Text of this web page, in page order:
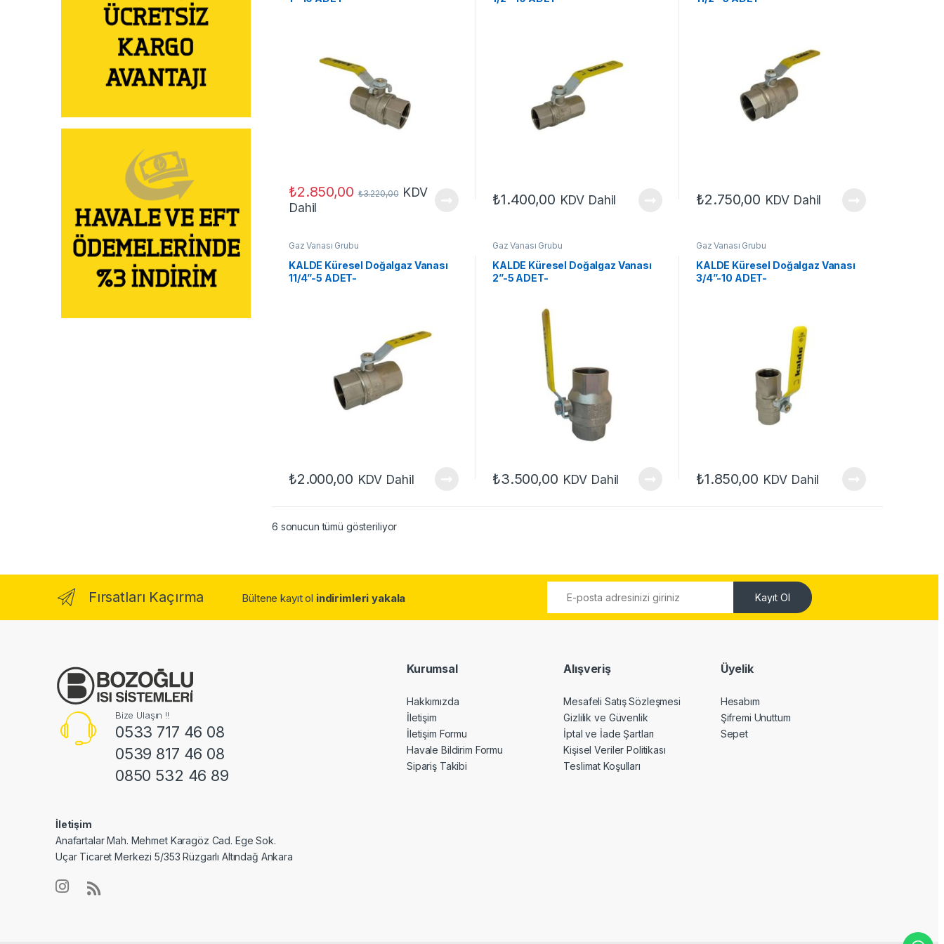
₺2.850,00 ₺3.220,00 KDV
Dahil
₺1.400,00 KDV Dahil ₺2.750,00 KDV Dahil
Gaz Vanası Grubu
KALDE Küresel Doğalgaz Vanası
11/4”-5 ADET-
₺2.000,00 KDV Dahil
Gaz Vanası Grubu
KALDE Küresel Doğalgaz Vanası
2”-5 ADET-
₺3.500,00 KDV Dahil
Gaz Vanası Grubu
KALDE Küresel Doğalgaz Vanası
3/4”-10 ADET-
₺1.850,00 KDV Dahil
6 sonucun tümü gösteriliyor
Fırsatları Kaçırma Bültene kayıt ol indirimleri yakala Kayıt Ol
Bize Ulaşın !!
0533 717 46 08
0539 817 46 08
0850 532 46 89
İletişim
Anafartalar Mah. Mehmet Karagöz Cad. Ege Sok.
Uçar Ticaret Merkezi 5/353 Rüzgarlı Altındağ Ankara
Kurumsal
Hakkımızda
İletişim
İletişim Formu
Havale Bildirim Formu
Sipariş Takibi
Alışveriş
Mesafeli Satış Sözleşmesi
Gizlilik ve Güvenlik
İptal ve İade Şartları
Kişisel Veriler Politikası
Teslimat Koşulları
Üyelik
Hesabım
Şifremi Unuttum
Sepet